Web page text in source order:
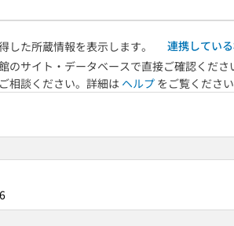
た所蔵情報を表示します。
連携してい
サイト・データベースで直接ご確認くだ
相談ください。詳細は ヘルプ をご覧ください